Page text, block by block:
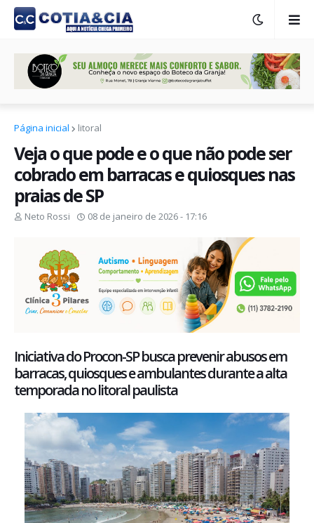
Página inicial litoral
Veja o que pode e o que não pode ser
cobrado em barracas e quiosques nas
praias de SP
Neto Rossi 08 de janeiro de 2026 - 17:16
Iniciativa do Procon-SP busca prevenir abusos em
barracas, quiosques e ambulantes durante a alta
temporada no litoral paulista